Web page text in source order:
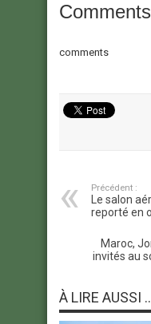
Comments
comments
Précédent :
Le salon
reporté en
Maroc,
invités au
À LIRE AUSSI